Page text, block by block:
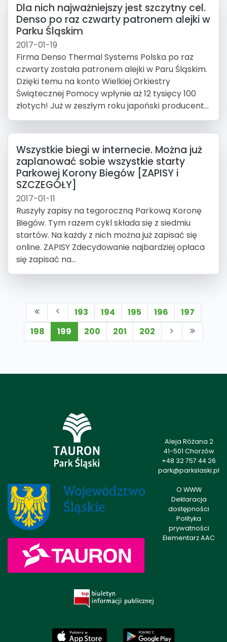
Dla nich najważniejszy jest szczytny cel.
Denso po raz czwarty patronem alejki w
Parku Śląskim
2017-01-19
Firma Denso Thermal Systems Polska po raz
czwarty została patronem alejki w Paru Śląskim.
Dzięki temu na konto Wielkiej Orkiestry
Świątecznej Pomocy wpłynie aż 12 tysięcy 100
złotych! Już w zeszłym roku japoński producent...
Wszystkie biegi w internecie. Można już
zaplanować sobie wszystkie starty
Parkowej Korony Biegów [ZAPISY i
SZCZEGÓŁY]
2017-01-11
Ruszyły zapisy na tegoroczną Parkową Koronę
Biegów. Tym razem cykl składa się z siedmiu
startów. Na każdy z nich można już zapisać się
online. ZAPISY Zdecydowanie najbardziej opłaca
się zapisać na...
193 194 195 196
197
198
199 200 201 202
Aleja Różana 2
41-501 Chorzów
+48 32 757 44 26
park@parkslaski.pl
O WWW
Deklaracja
dostępności
Polityka
prywatności
Elementarz AAC